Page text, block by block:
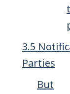
3.5
Parties
But